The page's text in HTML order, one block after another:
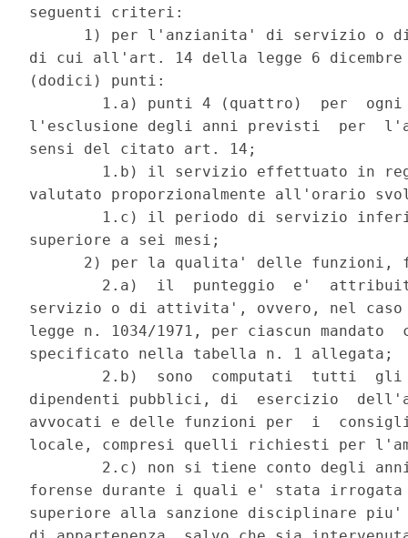
seguenti criteri:
1) per l'anzianita' di servizio o
di cui all'art. 14 della legge 6
(dodici) punti:
1.a) punti 4 (quattro)  per
l'esclusione degli anni previsti  per
sensi del citato art. 14;
1.b) il servizio effettuato in
valutato proporzionalmente all'orario
1.c) il periodo di servizio
superiore a sei mesi;
2) per la qualita' delle funzioni,
2.a)  il  punteggio  e'
servizio o di attivita', ovvero, nel
legge n. 1034/1971, per ciascun mandato
specificato nella tabella n. 1 allegata;
2.b)  sono  computati  tutti
dipendenti pubblici, di  esercizio
avvocati e delle funzioni per  i
locale, compresi quelli richiesti per
2.c) non si tiene conto degli
forense durante i quali e' stata irrogata
superiore alla sanzione disciplinare piu'